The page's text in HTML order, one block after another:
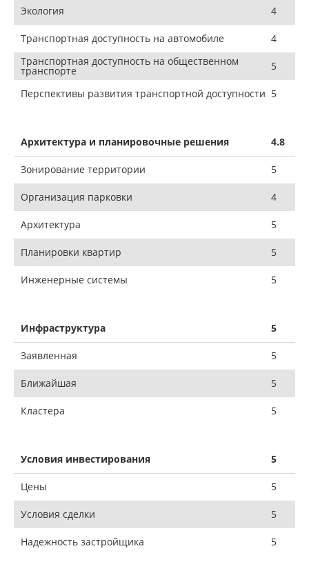
Экология 4
Транспортная доступность на автомобиле
4
Транспортная доступность на общественном
транспорте 5
Перспективы развития транспортной доступности 5
Архитектура и планировочные решения 4.8
Зонирование территории 5
Организация парковки 4
Архитектура 5
Планировки квартир 5
Инженерные системы 5
Инфраструктура 5
Заявленная 5
Ближайшая 5
Кластера 5
Условия инвестирования 5
Цены 5
Условия сделки 5
Надежность застройщика 5